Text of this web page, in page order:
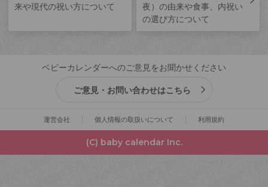
来や現代の祝い方について
夜）の由来や食事、内祝い
の選び方について
ベビーカレンダーへのご意見をお聞かせください
ご意見・お問い合わせはこちら
運営会社 個人情報の取扱いについて 利用規約
(C) baby calendar Inc.